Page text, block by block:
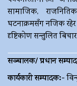
सामाजिक,
घटनाक्रमसँग नजिक
दृष्टिकोण सन्तुलित
सञ्चालक/ प्रधान
कार्यकारी सम्पादक:-